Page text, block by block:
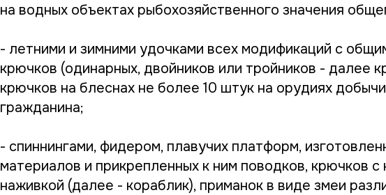
на водных объектах рыбохозяйственного значения
- летними и зимними удочками всех модификаций с
крючков (одинарных, двойников или тройников - далее
крючков на блеснах не более 10 штук на орудиях
гражданина;
- спиннингами, фидером, плавучих платформ,
материалов и прикрепленных к ним поводков, крючков с
наживкой (далее - кораблик), приманок в виде змеи